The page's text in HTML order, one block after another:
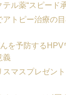
ル薬“スピード
アトピー治療の
を予防する
義
スマスプレゼン